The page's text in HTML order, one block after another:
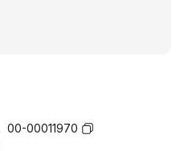
00-00011970